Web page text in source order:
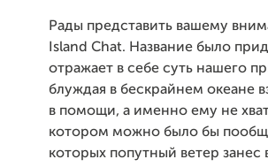
Рады представить вашему
Island Chat. Название было
отражает в себе суть нашего
блуждая в бескрайнем океане
в помощи, а именно ему не
котором можно было бы
которых попутный ветер